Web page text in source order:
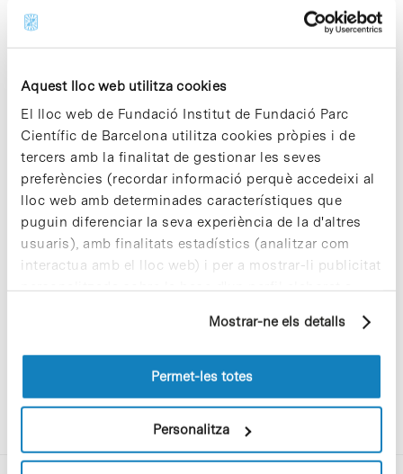
Aquest lloc web utilitza cookies
El lloc web de Fundació Institut de Fundació Parc
Científic de Barcelona utilitza cookies pròpies i de
tercers amb la finalitat de gestionar les seves
preferències (recordar informació perquè accedeixi al
lloc web amb determinades característiques que
puguin diferenciar la seva experiència de la d'altres
usuaris), amb finalitats estadístics (analitzar com
interactua amb el lloc web) i per a mostrar-li publicitat
personalitzada sobre la base d'un perfil elaborat a
pàgines visitades). Per a obtenir més informació sobre
les cookies pot consultar laPolítica de cookiesdel
Mostrar-ne els detalls
Permet-les totes
Personalitza
Investigadors de l’Institut de Recerca
estudi que suggereix que l’origen
d’alguns tumors es podria trobar en la
divisió de les cèl·lules mare. El treball,
dirigit per l’investigador ICREA i
responsable del grup de recerca de
Divisió Cel·lularde l’IRB-PCB Cayetano
González, s’ha centrat en l’estudi de la
divisió cel·lular del neuroblast, la cèl·lula
que derivarà en neurona, en models de
la mosca Drosophila. Els resultats
d’aquesta recerca es publiquen a la
revista científicaNature Geneticsen la
seva edició on-line de 4 de setembre